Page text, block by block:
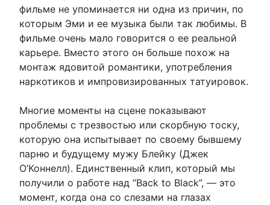
фильме не упоминается ни одна из причин, по
которым Эми и ее музыка были так любимы. В
фильме очень мало говорится о ее реальной
карьере. Вместо этого он больше похож на
монтаж ядовитой романтики, употребления
наркотиков и импровизированных татуировок.
Многие моменты на сцене показывают
проблемы с трезвостью или скорбную тоску,
которую она испытывает по своему бывшему
парню и будущему мужу Блейку (Джек
О’Коннелл). Единственный клип, который мы
получили о работе над “Back to Black”, — это
момент, когда она со слезами на глазах